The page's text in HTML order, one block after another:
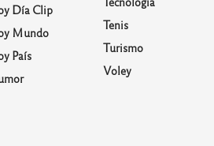
Día Clip
Mundo
País
Tenis
Turismo
Voley